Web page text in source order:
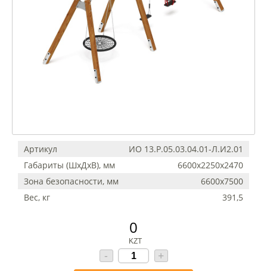
Артикул
ИО 13.Р.05.03.04.01-Л.И2.01
Габариты (ШхДхВ), мм
6600х2250х2470
Зона безопасности, мм
6600х7500
Вес, кг
391,5
0
KZT
- +